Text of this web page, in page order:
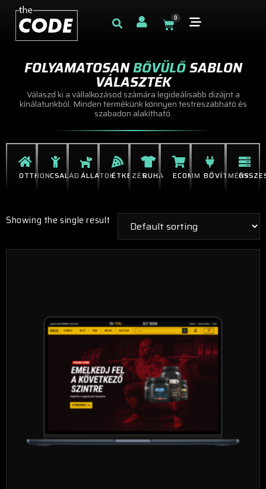
0
FOLYAMATOSANBŐVÜLŐSABLON
VÁLASZTÉK
Válaszd ki a vállalkozásod számára legideálisabb dizájnt a
kínálatunkból. Minden termékünk könnyen testreszabható és
szabadon alakítható.
OTTHONCSALÁD ÁLLATOKÉTKEZÉSRUHA ECOMM BŐVÍTMÉNY
Showing the single result